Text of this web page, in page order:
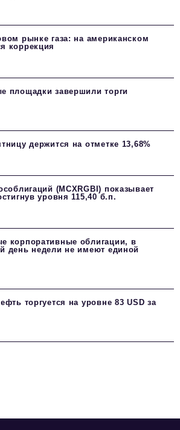
рынке газа: на американском
коррекция
площадки завершили торги
держится на отметке 13,68%
(MCXRGBI) показывает
уровня 115,40 б.п.
корпоративные облигации, в
день недели не имеют единой
торгуется на уровне 83 USD за